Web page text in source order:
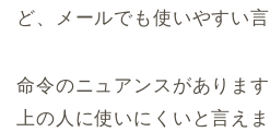
ど、メールでも使いやすい言
命令のニュアンスがありま
上の人に使いにくいと言え